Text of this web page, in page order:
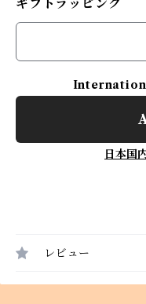
ギフトラッピング
日本国
レビュー